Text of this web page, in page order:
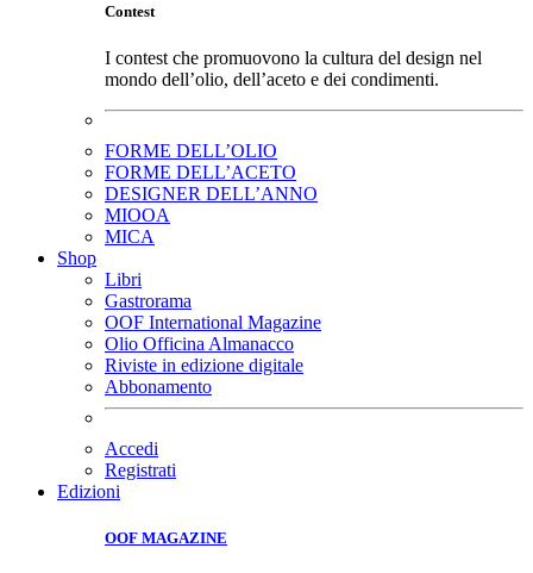
Contest
I contest che promuovono la cultura del design nel
mondo dell’olio, dell’aceto e dei condimenti.
FORME DELL’OLIO
FORME DELL’ACETO
DESIGNER DELL’ANNO
MIOOA
MICA
Shop
Libri
Gastrorama
OOF International Magazine
Olio Officina Almanacco
Riviste in edizione digitale
Abbonamento
Accedi
Registrati
Edizioni
OOF MAGAZINE